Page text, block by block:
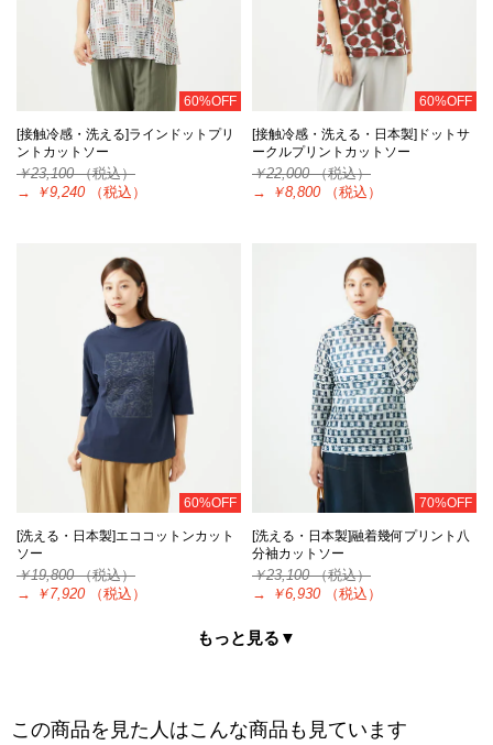
60%OFF
[接触冷感・洗える]ラインドットプリ
ントカットソー
￥23,100（税込）
→
￥9,240 （税込）
60%OFF
[接触冷感・洗える・日本製]ドットサ
ークルプリントカットソー
￥22,000（税込）
→
￥8,800 （税込）
60%OFF
[洗える・日本製]エココットンカット
ソー
￥19,800（税込）
→
￥7,920 （税込）
70%OFF
[洗える・日本製]融着幾何プリント八
分袖カットソー
￥23,100（税込）
→
￥6,930 （税込）
もっと見る▼
この商品を見た人はこんな商品も見ています